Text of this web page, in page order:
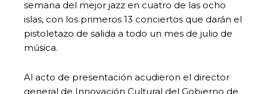
semana del mejor jazz en cuatro de las ocho
islas, con los primeros 13 conciertos que darán el
pistoletazo de salida a todo un mes de julio de
música.
Al acto de presentación acudieron el director
general de Innovación Cultural del Gobierno de